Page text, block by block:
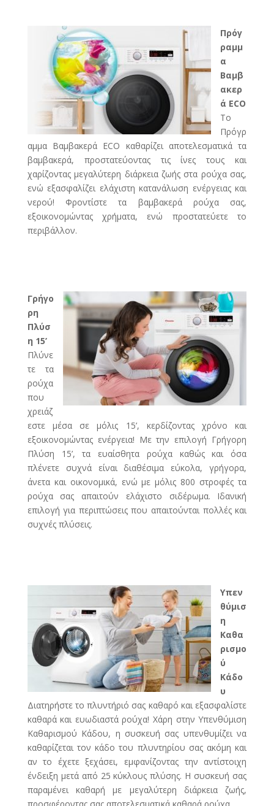
Πρόγ
ραμμ
α
Βαμβ
ακερ
ά ECO
Το
Πρόγρ
αμμα Βαμβακερά ECO καθαρίζει αποτελεσματικά τα
βαμβακερά, προστατεύοντας τις ίνες τους και
χαρίζοντας μεγαλύτερη διάρκεια ζωής στα ρούχα σας,
ενώ εξασφαλίζει ελάχιστη κατανάλωση ενέργειας και
νερού! Φροντίστε τα βαμβακερά ρούχα σας,
εξοικονομώντας χρήματα, ενώ προστατεύετε το
περιβάλλον.
Γρήγο
ρη
Πλύσ
η 15’
Πλύνε
τε τα
ρούχα
που
χρειάζ
εστε μέσα σε μόλις 15’, κερδίζοντας χρόνο και
εξοικονομώντας ενέργεια! Με την επιλογή Γρήγορη
Πλύση 15’, τα ευαίσθητα ρούχα καθώς και όσα
πλένετε συχνά είναι διαθέσιμα εύκολα, γρήγορα,
άνετα και οικονομικά, ενώ με μόλις 800 στροφές τα
ρούχα σας απαιτούν ελάχιστο σιδέρωμα. Ιδανική
επιλογή για περιπτώσεις που απαιτούνται πολλές και
συχνές πλύσεις.
Υπεν
θύμισ
η
Καθα
ρισμο
ύ
Κάδο
υ
Διατηρήστε το πλυντήριό σας καθαρό και εξασφαλίστε
καθαρά και ευωδιαστά ρούχα! Χάρη στην Υπενθύμιση
Καθαρισμού Κάδου, η συσκευή σας υπενθυμίζει να
καθαρίζεται τον κάδο του πλυντηρίου σας ακόμη και
αν το έχετε ξεχάσει, εμφανίζοντας την αντίστοιχη
ένδειξη μετά από 25 κύκλους πλύσης. Η συσκευή σας
παραμένει καθαρή με μεγαλύτερη διάρκεια ζωής,